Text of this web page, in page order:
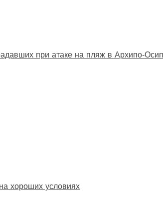
при атаке на пляж в
хороших условиях